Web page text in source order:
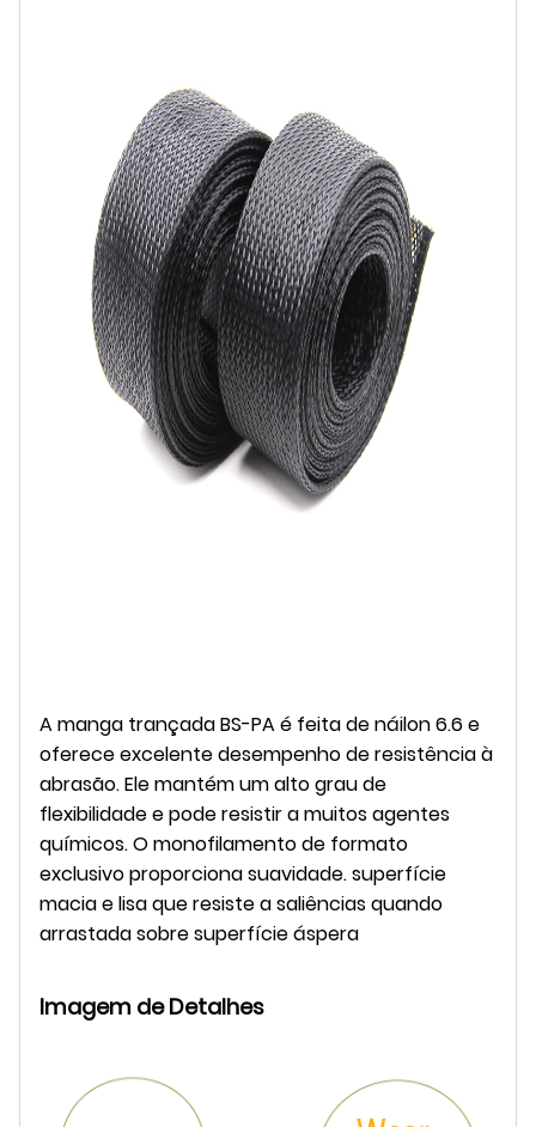
A manga trançada BS-PA é feita de náilon 6.6 e
oferece excelente desempenho de resistência à
abrasão. Ele mantém um alto grau de
flexibilidade e pode resistir a muitos agentes
químicos. O monofilamento de formato
exclusivo proporciona suavidade. superfície
macia e lisa que resiste a saliências quando
arrastada sobre superfície áspera
Imagem de Detalhes